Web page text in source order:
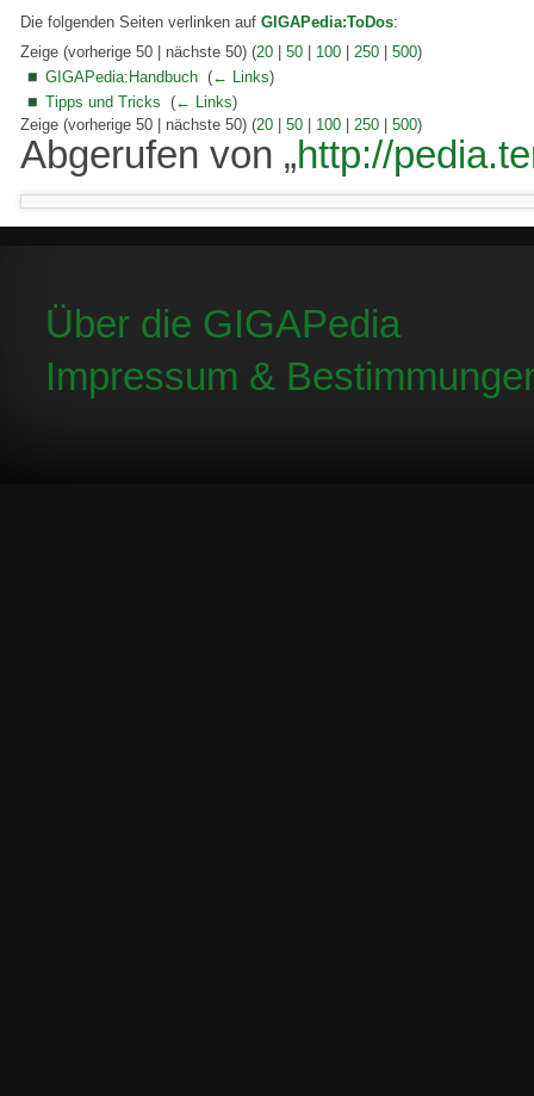
Die folgenden Seiten verlinken auf GIGAPedia:ToDos:
Zeige (vorherige 50 | nächste 50) (20 50 100 250 500)
GIGAPedia:Handbuch ‎(← Links)
Tipps und Tricks ‎(← Links)
Zeige (vorherige 50 | nächste 50) (20 50 100 250 500)
Abgerufen von „http://
Über die GIGAPedia
Impressum &